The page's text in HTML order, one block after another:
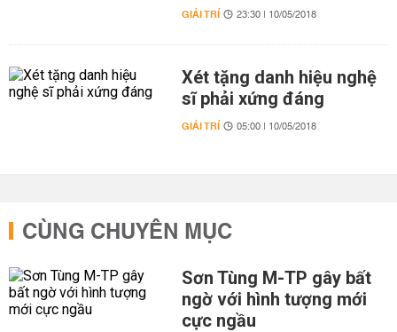
GIẢI TRÍ 23:30 | 10/05/2018
Xét tặng danh hiệu nghệ
sĩ phải xứng đáng
GIẢI TRÍ 05:00 | 10/05/2018
CÙNG CHUYÊN MỤC
Sơn Tùng M-TP gây bất
ngờ với hình tượng mới
cực ngầu